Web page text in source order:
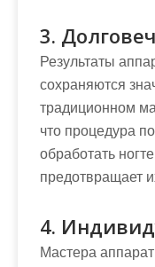
3.
Результаты
сохраняются
традиционном
что процедура
обработать
предотвращает
4.
Мастера